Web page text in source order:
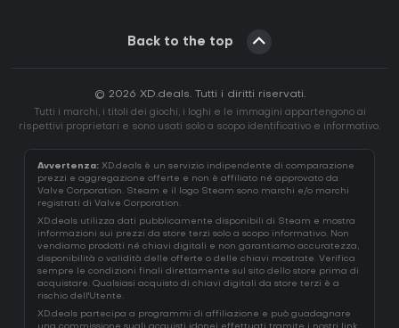
Back to the top
© 2026 XD.deals. Tutti i diritti riservati.
Tutti i marchi, i titoli dei giochi, i loghi e le immagini appartengono ai
rispettivi proprietari e sono usati solo a scopo identificativo e informativo.
Avvertenza: XD.deals è un servizio indipendente di comparazione
prezzi e aggregazione offerte e non è affiliato né approvato da
Valve Corporation. Steam e il logo Steam sono marchi e/o marchi
registrati di Valve Corporation.
XD.deals utilizza dati pubblicamente disponibili di Steam e mostra
informazioni sui prezzi da store terzi solo a scopo informativo. Non
vendiamo prodotti né chiavi digitali e non garantiamo accuratezza,
disponibilità o validità delle offerte o delle chiavi mostrate. Verifica
sempre le condizioni finali direttamente sul sito dello store prima di
acquistare. Qualsiasi acquisto di chiavi digitali da store terzi è a
rischio dell'Utente.
XD.deals partecipa a programmi di affiliazione e può guadagnare